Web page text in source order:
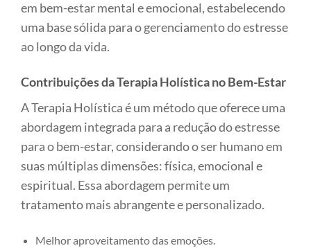
em bem-estar mental e emocional, estabelecendo
uma base sólida para o gerenciamento do estresse
ao longo da vida.
Contribuições da Terapia Holística no Bem-Estar
A Terapia Holística é um método que oferece uma
abordagem integrada para a redução do estresse
para o bem-estar, considerando o ser humano em
suas múltiplas dimensões: física, emocional e
espiritual. Essa abordagem permite um
tratamento mais abrangente e personalizado.
Melhor aproveitamento das emoções.